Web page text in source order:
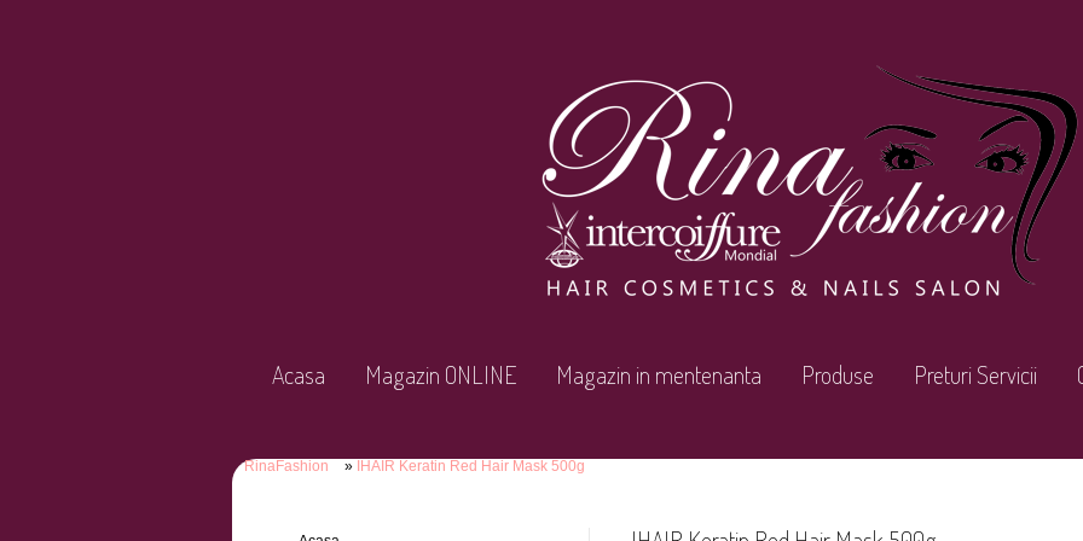
Acasa Magazin ONLINE Magazin in mentenanta Produse Preturi Servicii
RinaFashion IHAIR Keratin Red Hair Mask 500g